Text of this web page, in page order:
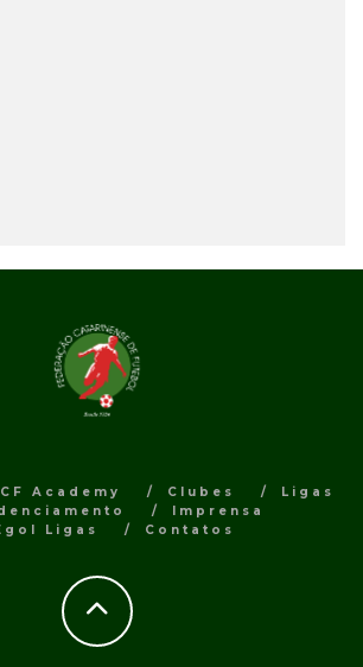
Academy Clubes
Ligas
Imprensa
Ligas
Contatos